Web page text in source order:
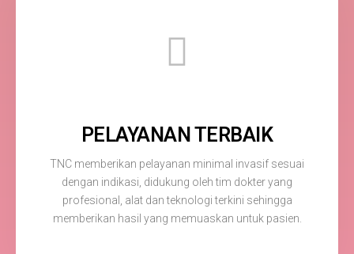
PELAYANAN TERBAIK
TNC memberikan pelayanan minimal invasif sesuai
dengan indikasi, didukung oleh tim dokter yang
profesional, alat dan teknologi terkini sehingga
memberikan hasil yang memuaskan untuk pasien.